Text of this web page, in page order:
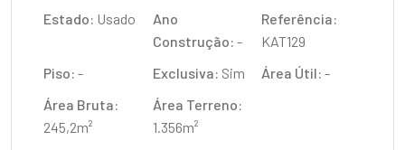
Estado: Usado
Ano
Construção: -
Referência:
KAT129
Piso: - Exclusiva: Sim Área Útil: -
Área Bruta:
245,2m²
Área Terreno:
1.356m²